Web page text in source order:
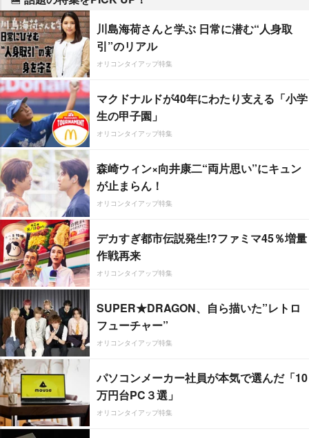
川島海荷さんと学ぶ 日常に潜む“人身取
引”のリアル
オリコンタイアップ特集
マクドナルドが40年にわたり支える「小学
生の甲子園」
オリコンタイアップ特集
森崎ウィン×向井康二“両片思い”にキュン
が止まらん！
オリコンタイアップ特集
デカすぎ都市伝説発生!?ファミマ45％増量
作戦再来
オリコンタイアップ特集
SUPER★DRAGON、自ら描いた”レトロ
フューチャー”
オリコンタイアップ特集
パソコンメーカー社員が本気で選んだ「10
万円台PC３選」
オリコンタイアップ特集